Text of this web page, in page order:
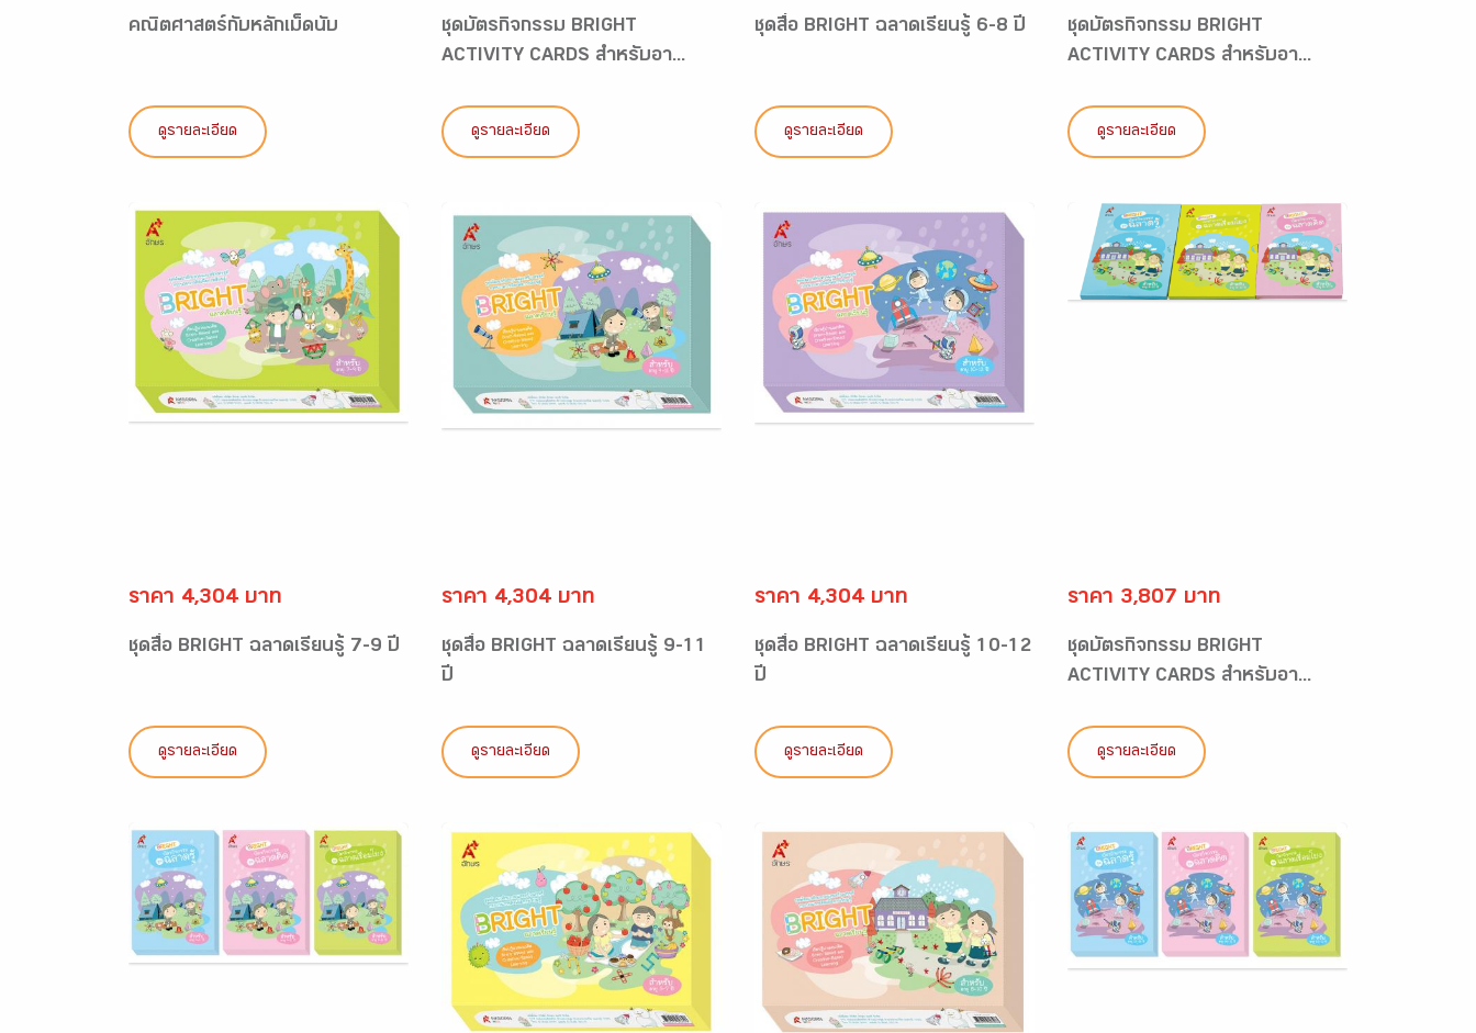
คณิตศาสตร์กับหลักเม็ดนับ
ดูรายละเอียด
ชุดบัตรกิจกรรม BRIGHT
ACTIVITY CARDS สำหรับอา...
ดูรายละเอียด
ชุดสื่อ BRIGHT ฉลาดเรียนรู้ 6-8 ปี
ดูรายละเอียด
ชุดบัตรกิจกรรม BRIGHT
ACTIVITY CARDS สำหรับอา...
ดูรายละเอียด
ราคา 4,304 บาท
ชุดสื่อ BRIGHT ฉลาดเรียนรู้ 7-9 ปี
ดูรายละเอียด
ราคา 4,304 บาท
ชุดสื่อ BRIGHT ฉลาดเรียนรู้ 9-11
ปี
ดูรายละเอียด
ราคา 4,304 บาท
ชุดสื่อ BRIGHT ฉลาดเรียนรู้ 10-12
ปี
ดูรายละเอียด
ราคา 3,807 บาท
ชุดบัตรกิจกรรม BRIGHT
ACTIVITY CARDS สำหรับอา...
ดูรายละเอียด